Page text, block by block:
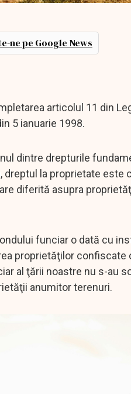
ne pe Google News
articolul 11 din
5 ianuarie 1998.
dintre drepturile
la proprietate
diferită asupra
funciar o dată cu
proprietăţilor
al ţării noastre nu s-au
anumitor terenuri.